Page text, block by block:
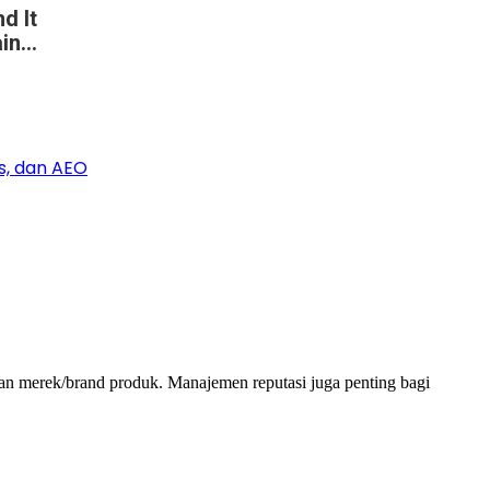
It
dan AEO
merek/brand produk. Manajemen reputasi juga penting bagi